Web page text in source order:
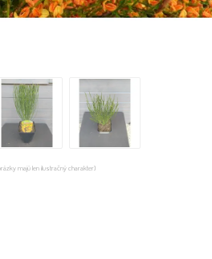
majú len ilustračný charakter)